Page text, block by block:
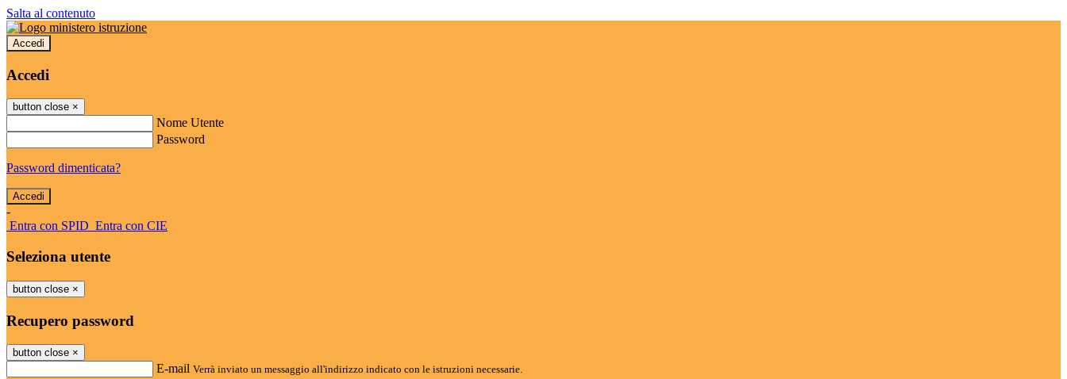
Salta al contenuto
Accedi
Accedi
button close ×
Nome Utente
Password
Password dimenticata?
-
Entra con SPID Entra con CIE
Seleziona utente
button close ×
Recupero password
button close ×
E-mail Verrà inviato un messaggio all'indirizzo indicato con le istruzioni necessarie.